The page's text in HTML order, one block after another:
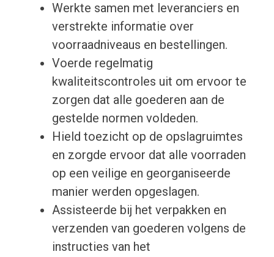
Werkte samen met leveranciers en
verstrekte informatie over
voorraadniveaus en bestellingen.
Voerde regelmatig
kwaliteitscontroles uit om ervoor te
zorgen dat alle goederen aan de
gestelde normen voldeden.
Hield toezicht op de opslagruimtes
en zorgde ervoor dat alle voorraden
op een veilige en georganiseerde
manier werden opgeslagen.
Assisteerde bij het verpakken en
verzenden van goederen volgens de
instructies van het